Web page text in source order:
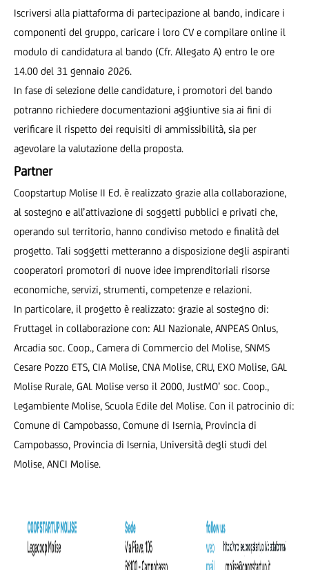
Iscriversi alla piattaforma di partecipazione al bando, indicare i
componenti del gruppo, caricare i loro CV e compilare online il
modulo di candidatura al bando (Cfr. Allegato A) entro le ore
14.00 del 31 gennaio 2026.
In fase di selezione delle candidature, i promotori del bando
potranno richiedere documentazioni aggiuntive sia ai fini di
verificare il rispetto dei requisiti di ammissibilità, sia per
agevolare la valutazione della proposta.
Partner
Coopstartup Molise II Ed. è realizzato grazie alla collaborazione,
al sostegno e all’attivazione di soggetti pubblici e privati che,
operando sul territorio, hanno condiviso metodo e finalità del
progetto. Tali soggetti metteranno a disposizione degli aspiranti
cooperatori promotori di nuove idee imprenditoriali risorse
economiche, servizi, strumenti, competenze e relazioni.
In particolare, il progetto è realizzato: grazie al sostegno di:
Fruttagel in collaborazione con: ALI Nazionale, ANPEAS Onlus,
Arcadia soc. Coop., Camera di Commercio del Molise, SNMS
Cesare Pozzo ETS, CIA Molise, CNA Molise, CRU, EXO Molise, GAL
Molise Rurale, GAL Molise verso il 2000, JustMO’ soc. Coop.,
Legambiente Molise, Scuola Edile del Molise. Con il patrocinio di:
Comune di Campobasso, Comune di Isernia, Provincia di
Campobasso, Provincia di Isernia, Università degli studi del
Molise, ANCI Molise.